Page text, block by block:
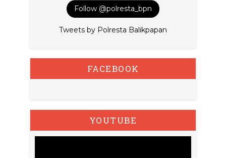
Follow @polresta_bpn
Tweets by Polresta Balikpapan
FACEBOOK
YOUTUBE